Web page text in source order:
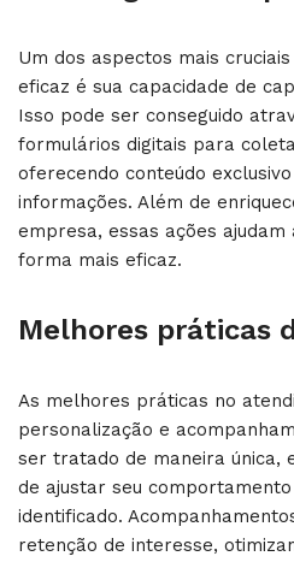
Um dos aspectos mais
eficaz é sua capacidade de
Isso pode ser conseguido
formulários digitais para
oferecendo conteúdo
informações. Além de
empresa, essas ações
forma mais eficaz.
Melhores práticas
As melhores práticas no
personalização e
ser tratado de maneira única,
de ajustar seu
identificado.
retenção de interesse,